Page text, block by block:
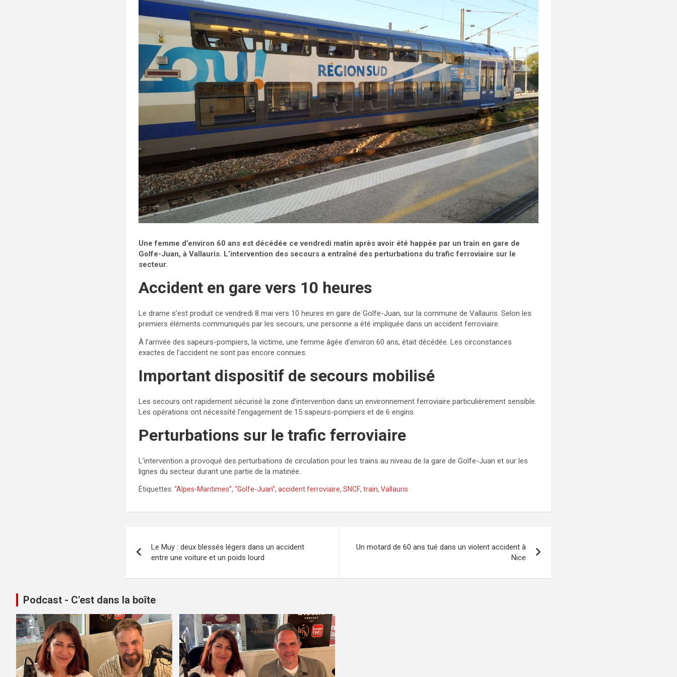
Une femme d’environ 60 ans est décédée ce vendredi matin après avoir été happée par un train en gare de
Golfe-Juan, à Vallauris. L’intervention des secours a entraîné des perturbations du trafic ferroviaire sur le
secteur.
Accident en gare vers 10 heures
Le drame s’est produit ce vendredi 8 mai vers 10 heures en gare de Golfe-Juan, sur la commune de Vallauris. Selon les
premiers éléments communiqués par les secours, une personne a été impliquée dans un accident ferroviaire.
À l’arrivée des sapeurs-pompiers, la victime, une femme âgée d’environ 60 ans, était décédée. Les circonstances
exactes de l’accident ne sont pas encore connues.
Important dispositif de secours mobilisé
Les secours ont rapidement sécurisé la zone d’intervention dans un environnement ferroviaire particulièrement sensible.
Les opérations ont nécessité l’engagement de 15 sapeurs-pompiers et de 6 engins.
Perturbations sur le trafic ferroviaire
L’intervention a provoqué des perturbations de circulation pour les trains au niveau de la gare de Golfe-Juan et sur les
lignes du secteur durant une partie de la matinée.
Étiquettes: “Alpes-Maritimes”,“Golfe-Juan”,accident ferroviaire,SNCF,train,Vallauris
de
l’article
Le Muy : deux blessés légers dans un accident
entre une voiture et un poids lourd
Un motard de 60 ans tué dans un violent accident à
Nice
Podcast - C'est dans la boîte